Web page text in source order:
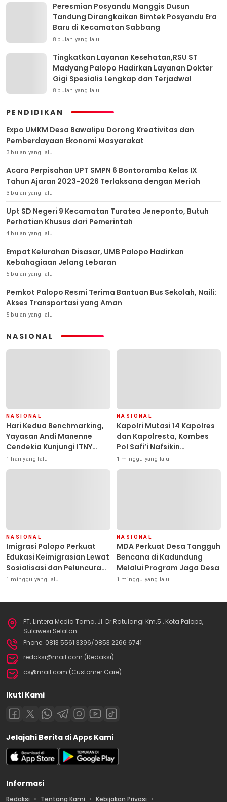
Peresmian Posyandu Manggis Dusun
Tandung Dirangkaikan Bimtek Posyandu Era
Baru di Kecamatan Sabbang
8 bulan yang lalu
Tingkatkan Layanan Kesehatan,RSU ST
Madyang Palopo Hadirkan Layanan Dokter
Gigi Spesialis Lengkap dan Terjadwal
8 bulan yang lalu
PENDIDIKAN
Expo UMKM Desa Bawalipu Dorong Kreativitas dan
Pemberdayaan Ekonomi Masyarakat
3 bulan yang lalu
Acara Perpisahan UPT SMPN 6 Bontoramba Kelas IX
Tahun Ajaran 2023-2026 Terlaksana dengan Meriah
3 bulan yang lalu
Upt SD Negeri 9 Kecamatan Turatea Jeneponto, Butuh
Perhatian Khusus dari Pemerintah
4 bulan yang lalu
Empat Kelurahan Disasar, UMB Palopo Hadirkan
Kebahagiaan Jelang Lebaran
5 bulan yang lalu
Pemkot Palopo Resmi Terima Bantuan Bus Sekolah, Naili:
Akses Transportasi yang Aman
5 bulan yang lalu
NASIONAL
NASIONAL
Hari Kedua Benchmarking,
Yayasan Andi Manenne
Cendekia Kunjungi ITNY
Yogyakarta
1 hari yang lalu
NASIONAL
Kapolri Mutasi 14 Kapolres
dan Kapolresta, Kombes
Pol Safi’i Nafsikin
Mengemban Amanah
Pimpin Polresta Kendari
1 minggu yang lalu
NASIONAL
Imigrasi Palopo Perkuat
Edukasi Keimigrasian Lewat
Sosialisasi dan Peluncuran
Inovasi Chatbot “IT CHIKA”
1 minggu yang lalu
NASIONAL
MDA Perkuat Desa Tangguh
Bencana di Kadundung
Melalui Program Jaga Desa
1 minggu yang lalu
PT. Lintera Media Tama, Jl. Dr.Ratulangi Km.5 , Kota Palopo,
Sulawesi Selatan
Phone: 0813 5561 3396/0853 2266 6741
redaksi@mail.com (Redaksi)
cs@mail.com (Customer Care)
Ikuti Kami
Jelajahi Berita di Apps Kami
Informasi
Redaksi Tentang Kami Kebijakan Privasi